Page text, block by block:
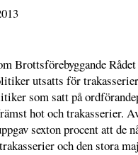
Brottsförebyggande
utsatts för
som satt på
hot och trakasserier.
sexton procent att de
och den stora